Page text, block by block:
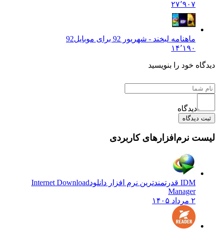
۲۷٬۹۰۷
ماهنامه لبخند - شهریور 92 برای موبایل
92
۱۴٬۱۹۰
دیدگاه خود را بنویسید
دیدگاه
ثبت دیدگاه
لیست نرم‌افزارهای کاربردی
IDM قدرتمندترین نرم افزار دانلود
Internet Download
Manager
۲ مرداد ۱۴۰۵